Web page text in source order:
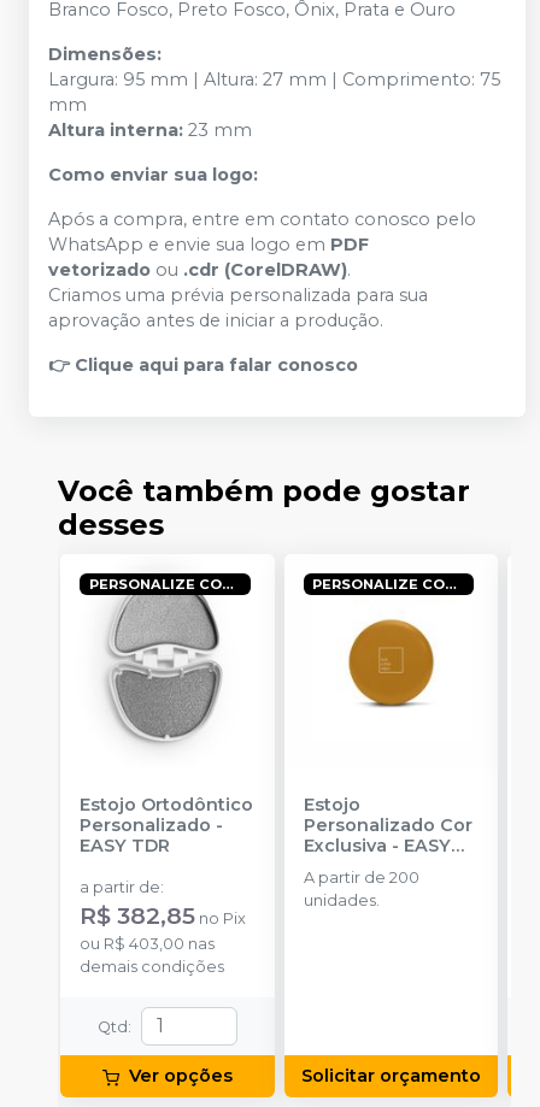
Branco Fosco, Preto Fosco, Ônix, Prata e Ouro
Dimensões:
Largura: 95 mm | Altura: 27 mm | Comprimento: 75
mm
Altura interna: 23 mm
Como enviar sua logo:
Após a compra, entre em contato conosco pelo
WhatsApp e envie sua logo em PDF
vetorizado ou .cdr (CorelDRAW).
Criamos uma prévia personalizada para sua
aprovação antes de iniciar a produção.
👉 Clique aqui para falar conosco
Você também pode gostar
desses
PERSONALIZE COM A SUA LOGO!
Estojo Ortodôntico
Personalizado -
EASY TDR
a partir de:
R$ 382,85 no Pix
ou R$ 403,00 nas
demais condições
Qtd :
Ver opções
PERSONALIZE COM A SUA LOGO!
Estojo
Personalizado Cor
Exclusiva - EASY
A partir de 200
unidades.
Solicitar orçamento